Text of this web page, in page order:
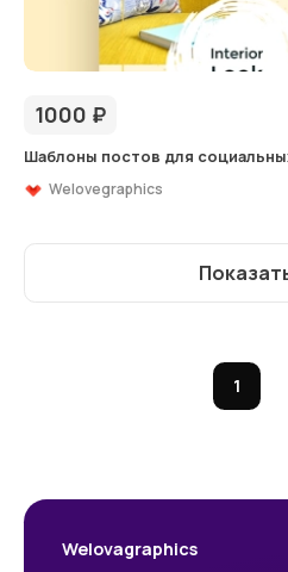
1000 ₽
Шаблоны постов для
Welovegraphics
1
Welovagraphics